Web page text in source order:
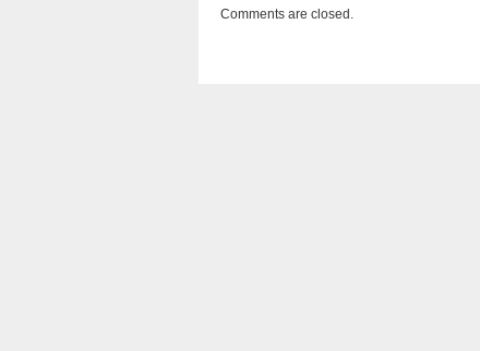
Comments are closed.